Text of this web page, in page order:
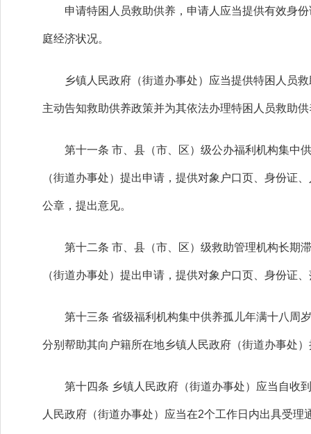
申请特困人员救助供养，申请人应当提供有效身份
庭经济状况。
乡镇人民政府（街道办事处）应当提供特困人员救
主动告知救助供养政策并为其依法办理特困人员救助
第十一条 市、县（市、区）级公办福利机构集中供
（街道办事处）提出申请，提供对象户口页、身份证
公章，提出意见。
第十二条 市、县（市、区）级救助管理机构长期滞
（街道办事处）提出申请，提供对象户口页、身份证
第十三条 省级福利机构集中供养孤儿年满十八周岁
分别帮助其向户籍所在地乡镇人民政府（街道办事处
第十四条 乡镇人民政府（街道办事处）应当自收到
人民政府（街道办事处）应当在2个工作日内出具受